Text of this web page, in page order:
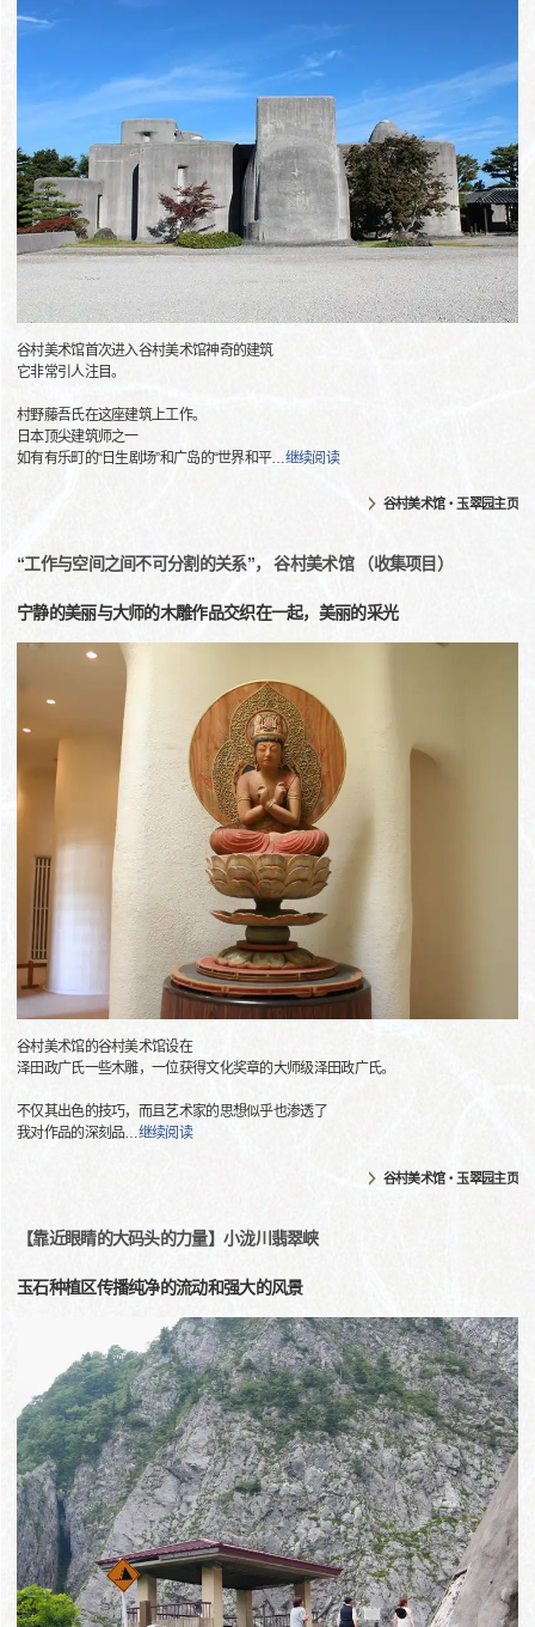
谷村美术馆首次进入谷村美术馆神奇的建筑
它非常引人注目。
村野藤吾氏在这座建筑上工作。
日本顶尖建筑师之一
如有有乐町的“日生剧场”和广岛的“世界和平…继续阅读
谷村美术馆・玉翠园主页
“工作与空间之间不可分割的关系”， 谷村美术馆 （收集项目）
宁静的美丽与大师的木雕作品交织在一起，美丽的采光
谷村美术馆的谷村美术馆设在
泽田政广氏一些木雕，一位获得文化奖章的大师级泽田政广氏。
不仅其出色的技巧，而且艺术家的思想似乎也渗透了
我对作品的深刻品…继续阅读
谷村美术馆・玉翠园主页
【靠近眼睛的大码头的力量】小泷川翡翠峡
玉石种植区传播纯净的流动和强大的风景